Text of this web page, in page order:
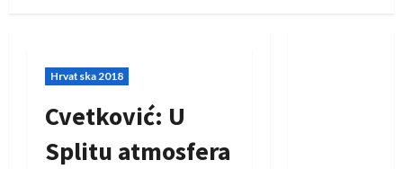
Hrvatska 2018
Cvetković: U
Splitu atmosfera